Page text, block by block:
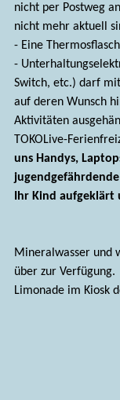
nicht per Postweg
nicht mehr aktuell
- Eine
-
Switch, etc.) darf
auf deren Wunsch
Aktivitäten
TOKOLive-
uns Handys,
Ihr Kind aufgeklärt
Mineralwasser und
über zur Verfügung.
Limonade im Kiosk